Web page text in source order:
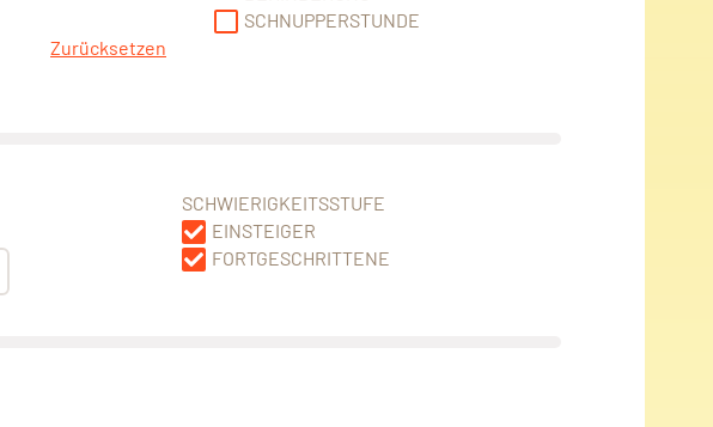
Zurücksetzen
SCHNUPPERSTUNDE
SCHWIERIGKEITSSTUFE
EINSTEIGER
FORTGESCHRITTENE